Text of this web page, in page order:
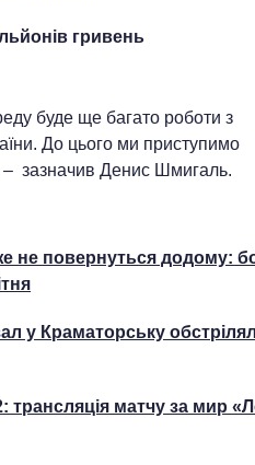
гривень
буде ще багато роботи з
До цього ми приступимо
– зазначив Денис Шмигаль.
не повернуться додому:
у Краматорську
трансляція матчу за мир